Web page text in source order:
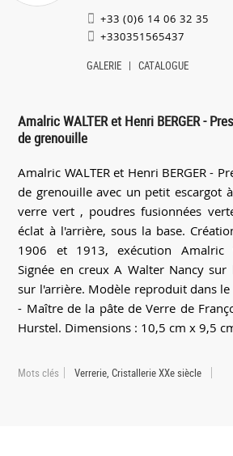
+33 (0)6 14 06 32 35
+330351565437
GALERIE CATALOGUE
Amalric WALTER et Henri BERGER -
de grenouille
Amalric WALTER et Henri BERGER -
de grenouille avec un petit escargot
verre vert , poudres fusionnées
éclat à l'arrière, sous la base.
1906 et 1913, exécution Amalric
Signée en creux A Walter Nancy sur
sur l'arrière. Modèle reproduit dans
- Maître de la pâte de Verre de
Hurstel. Dimensions : 10,5 cm x 9,5
Mots clés Verrerie, Cristallerie XXe siècle